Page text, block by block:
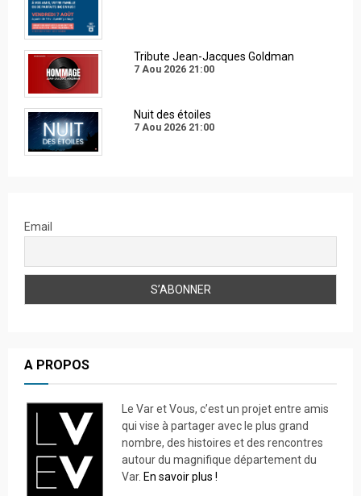
Tribute Jean-Jacques Goldman
7 Aou 2026 21:00
Nuit des étoiles
7 Aou 2026 21:00
Email
A PROPOS
Le Var et Vous, c’est un projet entre amis
qui vise à partager avec le plus grand
nombre, des histoires et des rencontres
autour du magnifique département du
Var. En savoir plus !